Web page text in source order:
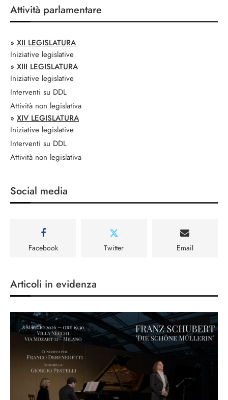
Attività parlamentare
» XII LEGISLATURA
Iniziative legislative
» XIII LEGISLATURA
Iniziative legislative
Interventi su DDL
Attività non legislativa
» XIV LEGISLATURA
Iniziative legislative
Interventi su DDL
Attività non legislativa
Social media
Facebook Twitter Email
Articoli in evidenza